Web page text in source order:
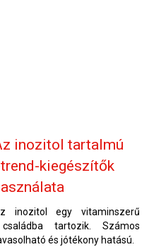
inozitol tartalmú
kiegészítők
inozitol egy vitaminszerű
tartozik. Számos
és jótékony hatású.